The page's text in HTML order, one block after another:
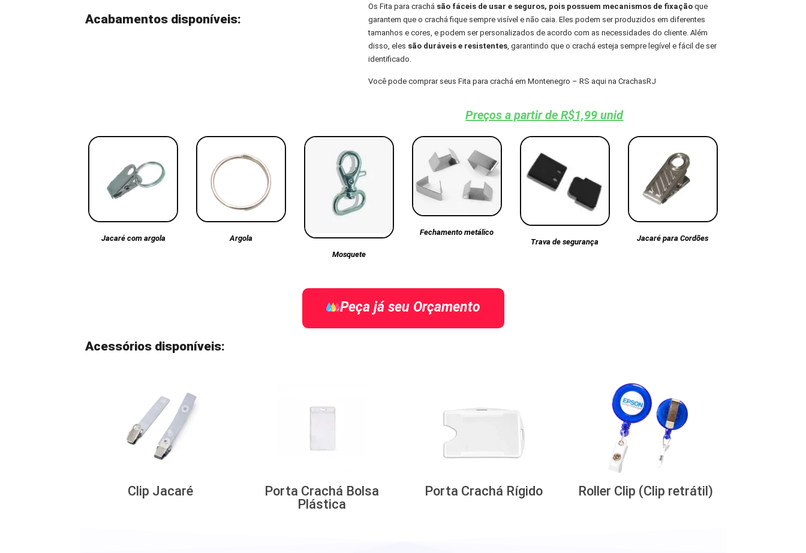
Acabamentos disponíveis:
Os Fita para crachá são fáceis de usar e seguros, pois possuem mecanismos de fixaçãoque
garantem que o crachá fique sempre visível e não caia. Eles podem ser produzidos em diferentes
tamanhos e cores, e podem ser personalizados de acordo com as necessidades do cliente. Além
disso, eles são duráveis e resistentes, garantindo que o crachá esteja sempre legível e fácil de ser
identificado.
Você pode comprar seus Fita para crachá em Montenegro – RS aqui na CrachasRJ
Preços a partir de R$1,99 unid
Jacaré com argola
Argola
Mosquete
Fechamento metálico
Trava de segurança
Jacaré para Cordões
Peça já seu Orçamento
Acessórios disponíveis:
Clip Jacaré
Porta Crachá Bolsa
Plástica
Porta Crachá Rígido Roller Clip (Clip retrátil)